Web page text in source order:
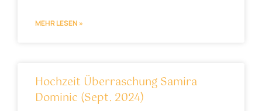
MEHR LESEN »
Hochzeit Überraschung Samira
Dominic (Sept. 2024)